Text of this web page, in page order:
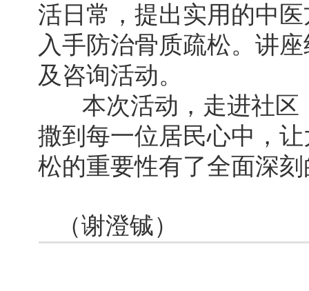
活日常，提出实用的中
入手防治骨质疏松。讲
及咨询活动。
本次活动，走进社区
撒到每一位居民心中，
松的重要性有了全面深
（谢澄铖）